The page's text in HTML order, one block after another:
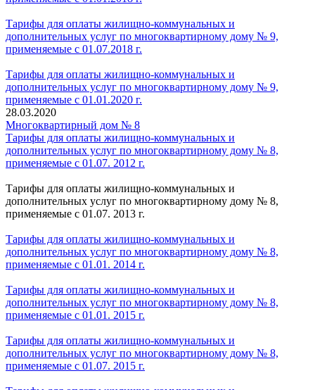
Тарифы для оплаты жилищно-коммунальных и
дополнительных услуг по многоквартирному дому № 9,
применяемые с 01.07.2018 г.
Тарифы для оплаты жилищно-коммунальных и
дополнительных услуг по многоквартирному дому № 9,
применяемые с 01.01.2020 г.
28.03.2020
Многоквартирный дом № 8
Тарифы для оплаты жилищно-коммунальных и
дополнительных услуг по многоквартирному дому № 8,
применяемые с 01.07. 2012 г.
Тарифы для оплаты жилищно-коммунальных и
дополнительных услуг по многоквартирному дому № 8,
применяемые с 01.07. 2013 г.
Тарифы для оплаты жилищно-коммунальных и
дополнительных услуг по многоквартирному дому № 8,
применяемые с 01.01. 2014 г.
Тарифы для оплаты жилищно-коммунальных и
дополнительных услуг по многоквартирному дому № 8,
применяемые с 01.01. 2015 г.
Тарифы для оплаты жилищно-коммунальных и
дополнительных услуг по многоквартирному дому № 8,
применяемые с 01.07. 2015 г.